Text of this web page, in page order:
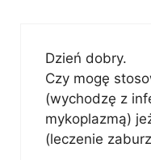
Dzień dobry.
Czy mogę
(wychodzę z
mykoplazmą)
(leczenie